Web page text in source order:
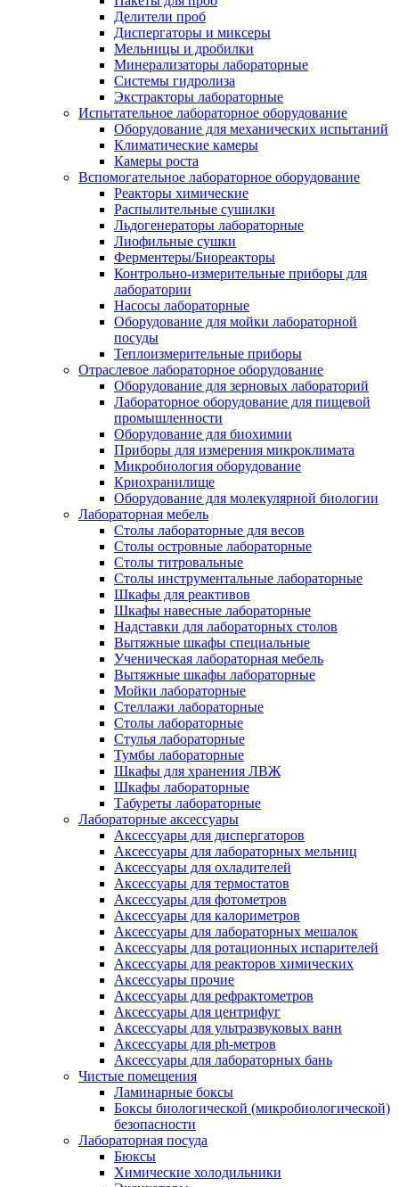
Делители проб
Диспергаторы и миксеры
Мельницы и дробилки
Минерализаторы лабораторные
Системы гидролиза
Экстракторы лабораторные
Испытательное лабораторное оборудование
Оборудование для механических испытаний
Климатические камеры
Камеры роста
Вспомогательное лабораторное оборудование
Реакторы химические
Распылительные сушилки
Льдогенераторы лабораторные
Лиофильные сушки
Ферментеры/Биореакторы
Контрольно-измерительные приборы для
лаборатории
Насосы лабораторные
Оборудование для мойки лабораторной
посуды
Теплоизмерительные приборы
Отраслевое лабораторное оборудование
Оборудование для зерновых лабораторий
Лабораторное оборудование для пищевой
промышленности
Оборудование для биохимии
Приборы для измерения микроклимата
Микробиология оборудование
Криохранилище
Оборудование для молекулярной биологии
Лабораторная мебель
Столы лабораторные для весов
Столы островные лабораторные
Столы титровальные
Столы инструментальные лабораторные
Шкафы для реактивов
Шкафы навесные лабораторные
Надставки для лабораторных столов
Вытяжные шкафы специальные
Ученическая лабораторная мебель
Вытяжные шкафы лабораторные
Мойки лабораторные
Стеллажи лабораторные
Столы лабораторные
Стулья лабораторные
Тумбы лабораторные
Шкафы для хранения ЛВЖ
Шкафы лабораторные
Табуреты лабораторные
Лабораторные аксессуары
Аксессуары для диспергаторов
Аксессуары для лабораторных мельниц
Аксессуары для охладителей
Аксессуары для термостатов
Аксессуары для фотометров
Аксессуары для калориметров
Аксессуары для лабораторных мешалок
Аксессуары для ротационных испарителей
Аксессуары для реакторов химических
Аксессуары прочие
Аксессуары для рефрактометров
Аксессуары для центрифуг
Аксессуары для ультразвуковых ванн
Аксессуары для ph-метров
Аксессуары для лабораторных бань
Чистые помещения
Ламинарные боксы
Боксы биологической (микробиологической)
безопасности
Лабораторная посуда
Бюксы
Химические холодильники